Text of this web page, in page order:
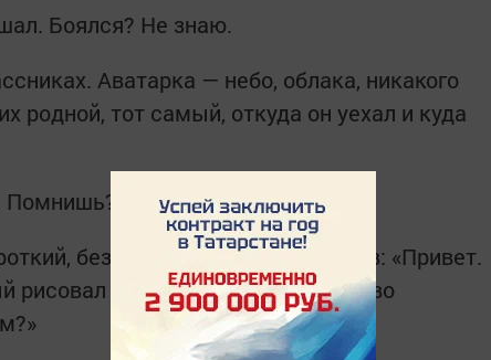
Боялся? Не знаю.
Аватарка — небо, облака, никакого
родной, тот самый, откуда он уехал и куда
без восклицательных знаков: «Привет.
рисовал в тетрадке. У тебя здорово